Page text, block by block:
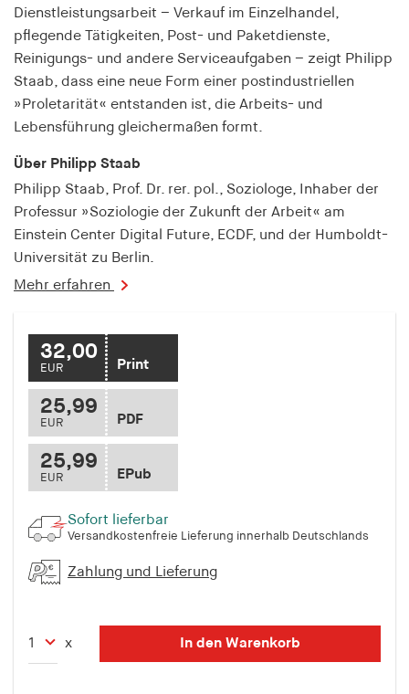
Dienstleistungsarbeit – Verkauf im Einzelhandel,
pflegende Tätigkeiten, Post- und Paketdienste,
Reinigungs- und andere Serviceaufgaben – zeigt Philipp
Staab, dass eine neue Form einer postindustriellen
»Proletarität« entstanden ist, die Arbeits- und
Lebensführung gleichermaßen formt.
Über Philipp Staab
Philipp Staab, Prof. Dr. rer. pol., Soziologe, Inhaber der
Professur »Soziologie der Zukunft der Arbeit« am
Einstein Center Digital Future, ECDF, und der Humboldt-
Universität zu Berlin.
Mehr erfahren
32,00
EUR Print
25,99
EUR PDF
25,99
EUR EPub
Sofort lieferbar
Versandkostenfreie Lieferung innerhalb Deutschlands
Zahlung und Lieferung
x In den Warenkorb
fe_typo_user
Name:
fe_typo_user
Anbieter:
hamburger-edition.de
Cookie Laufzeit:
Sitzung
fonts_loaded
fonts_loaded
hamburger-edition.de
Cookie Laufzeit:
7 Tage